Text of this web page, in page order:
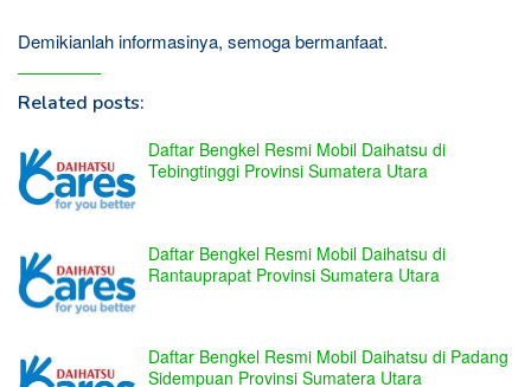
Demikianlah informasinya, semoga bermanfaat.
Related posts:
Daftar Bengkel Resmi Mobil Daihatsu di
Tebingtinggi Provinsi Sumatera Utara
Daftar Bengkel Resmi Mobil Daihatsu di
Rantauprapat Provinsi Sumatera Utara
Daftar Bengkel Resmi Mobil Daihatsu di Padang
Sidempuan Provinsi Sumatera Utara